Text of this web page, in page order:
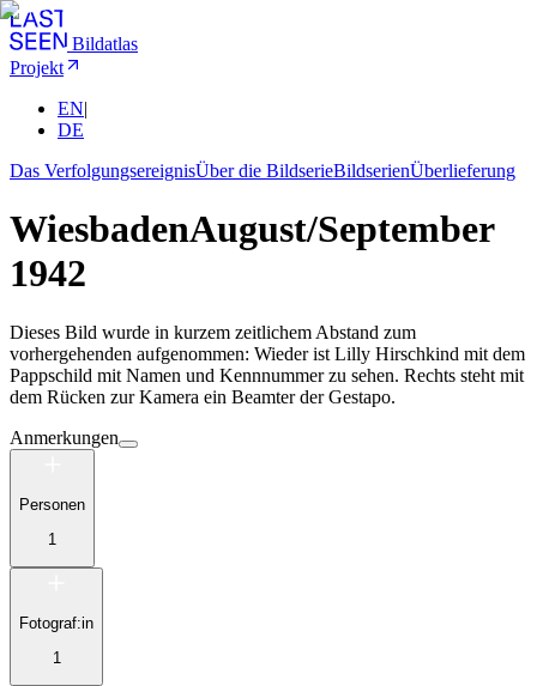
Bildatlas
Projekt
EN|
DE
Das VerfolgungsereignisÜber die BildserieBildserienÜberlieferung
WiesbadenAugust/September
1942
Dieses Bild wurde in kurzem zeitlichem Abstand zum
vorhergehenden aufgenommen: Wieder ist Lilly Hirschkind mit dem
Pappschild mit Namen und Kennnummer zu sehen. Rechts steht mit
dem Rücken zur Kamera ein Beamter der Gestapo.
Anmerkungen
Personen
1
Fotograf:in
1